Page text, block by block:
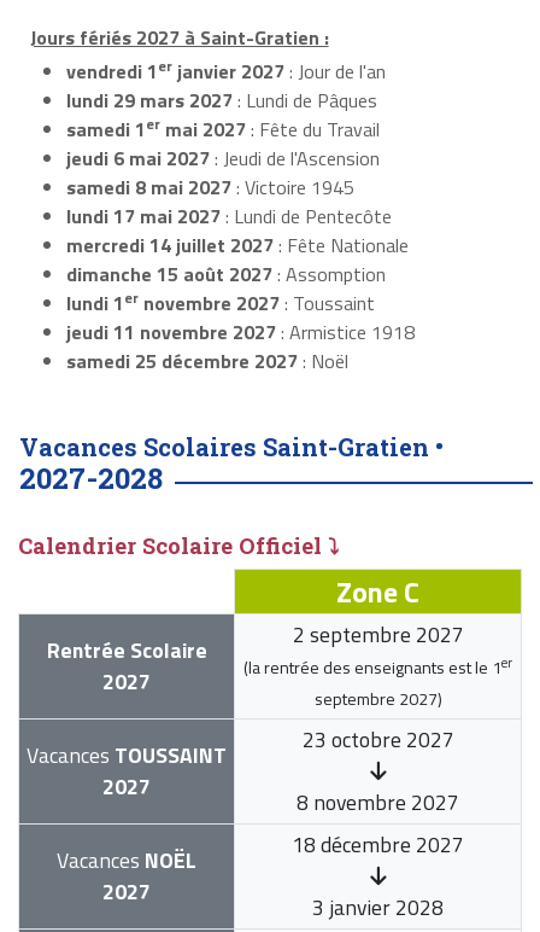
Jours fériés 2027 à Saint-Gratien :
vendredi 1er janvier 2027: Jour de l'an
lundi 29 mars 2027: Lundi de Pâques
samedi 1er mai 2027: Fête du Travail
jeudi 6 mai 2027: Jeudi de l'Ascension
samedi 8 mai 2027: Victoire 1945
lundi 17 mai 2027: Lundi de Pentecôte
mercredi 14 juillet 2027: Fête Nationale
dimanche 15 août 2027: Assomption
lundi 1er novembre 2027: Toussaint
jeudi 11 novembre 2027: Armistice 1918
samedi 25 décembre 2027: Noël
Vacances Scolaires Saint-Gratien •
2027-2028
Calendrier Scolaire Officiel ⤵
Zone C
Rentrée Scolaire
2027
2 septembre 2027
(la rentrée des enseignants est le 1er
septembre 2027)
Vacances TOUSSAINT
2027
23 octobre 2027
8 novembre 2027
Vacances NOËL
2027
18 décembre 2027
3 janvier 2028